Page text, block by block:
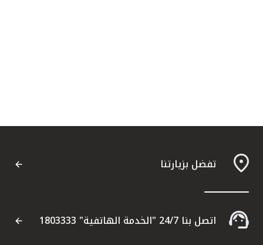
تفضل بزيارتنا
اتصل بنا 24/7 "الخدمة الهاتفية" 1803333